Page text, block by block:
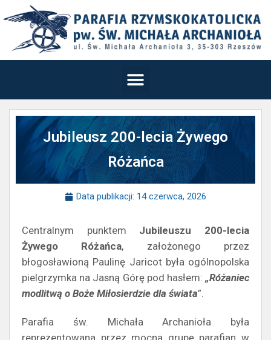
Jubileusz 200-lecia Żywego
Różańca
Data publikacji: 14 czerwca, 2026
Centralnym punktem Jubileuszu 200-lecia
Żywego Różańca, założonego przez
błogosławioną Paulinę Jaricot była ogólnopolska
pielgrzymka na Jasną Górę pod hasłem: „Różaniec
modlitwą o Boże Miłosierdzie dla świata”.
Parafia św. Michała Archanioła była